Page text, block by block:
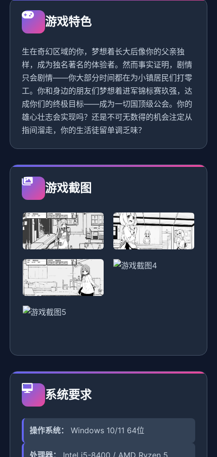
游戏特色
生在奇幻区域的你，梦想着长大后像你的父亲独
样，成为独名著名的体验者。然而事实证明，剧情
只会剧情——你大部分时间都在为小镇居民们打零
工。你和身边的朋友们梦想着进军锦标赛玖强，达
成你们的终极目标——成为一切国顶级公会。你的
雄心壮志会实现吗？还是不可无数得的机会注定从
指间溜走，你的生活徒留单调乏味？
游戏截图
系统要求
操作系统： Windows 10/11 64位